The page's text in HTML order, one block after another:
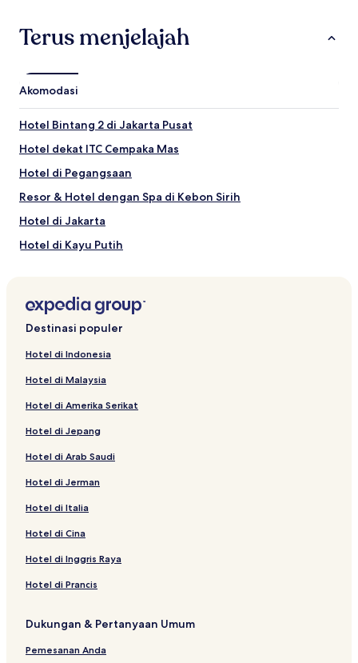
Ketentuan
tambahan
berlaku.
Terus menjelajah
Akomodasi
Hotel Bintang 2 di Jakarta Pusat
Hotel dekat ITC Cempaka Mas
Hotel di Pegangsaan
Resor & Hotel dengan Spa di Kebon Sirih
Hotel di Jakarta
Hotel di Kayu Putih
Hotel dekat Stasiun Jatinegara
Hotel Bintang 4 di Jakarta
Hotel Bintang 5 di Jakarta Pusat
Hotel dekat Stasiun Cipinang
Hotel Ramah Hewan Peliharaan di Jakarta Pusat
Apartemen di Menteng
Hotel dengan Tempat Parkir di Menteng
Hotel Bintang 3 di Jakarta Pusat
Hotel dekat Stasiun Gambir
Hotel Bintang 5 di Menteng
Hotel dengan Tempat Parkir di Cikini
Hotel dekat RSCM
Destinasi populer
Hotel di Indonesia
Hotel di Malaysia
Hotel di Amerika Serikat
Hotel di Jepang
Hotel di Arab Saudi
Hotel di Jerman
Hotel di Italia
Hotel di Cina
Hotel di Inggris Raya
Hotel di Prancis
Dukungan & Pertanyaan Umum
Pemesanan Anda